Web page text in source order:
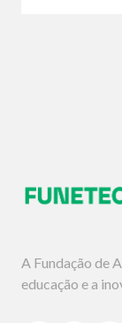
A Fundação de
educação e a